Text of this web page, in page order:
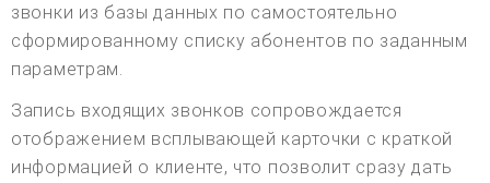
звонки из базы данных по самостоятельно
сформированному списку абонентов по заданным
параметрам.
Запись входящих звонков сопровождается
отображением всплывающей карточки с краткой
информацией о клиенте, что позволит сразу дать